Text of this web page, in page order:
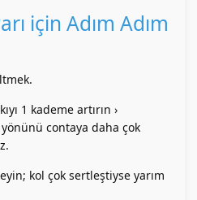
için Adım Adım
1 kademe artırın ›
contaya daha çok
kol çok sertleştiyse yarım